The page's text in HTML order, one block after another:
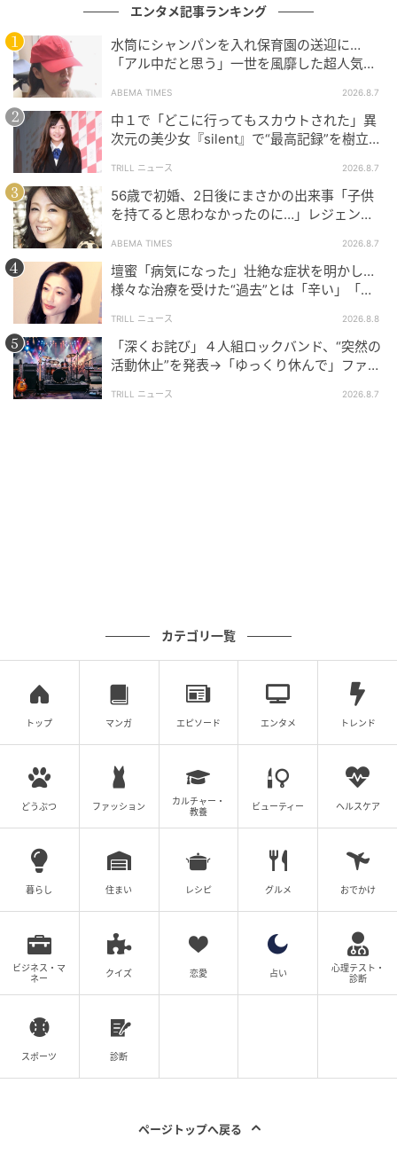
みやすさと愛らしさが感じられる。ピザやドーナツを
食べても変わらないスリムなウエストにも驚きの声が
上がっている。
エンタメ記事ランキング
水筒にシャンパンを入れ保育園の送迎に…
「アル中だと思う」一世を風靡した超人気タ
ABEMA TIMES 2026.8.7
中１で「どこに行ってもスカウトされた」異
次元の美少女『silent』で“最高記録”を樹立し
TRILL ニュース 2026.8.7
56歳で初婚、2日後にまさかの出来事「子供
を持てると思わなかったのに…」レジェンド
ABEMA TIMES 2026.8.7
壇蜜「病気になった」壮絶な症状を明かし…
様々な治療を受けた“過去”とは「辛い」「苦
TRILL ニュース 2026.8.8
「深くお詫び」４人組ロックバンド、“突然の
活動休止”を発表→「ゆっくり休んで」ファン
TRILL ニュース 2026.8.7
カテゴリ一覧
トップ マンガ エピソード エンタメ トレンド
どうぶつ ファッション
カルチャー・
教養
ビューティー ヘルスケア
暮らし 住まい レシピ グルメ おでかけ
ビジネス・マ
ネー
クイズ 恋愛 占い
心理テスト・
診断
スポーツ 診断
ページトップへ戻る